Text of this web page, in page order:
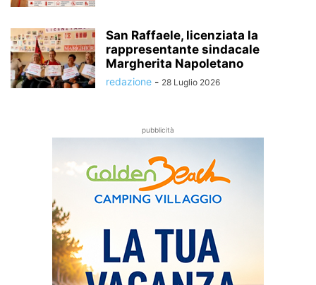
San Raffaele, licenziata la
rappresentante sindacale
Margherita Napoletano
redazione - 28 Luglio 2026
pubblicità